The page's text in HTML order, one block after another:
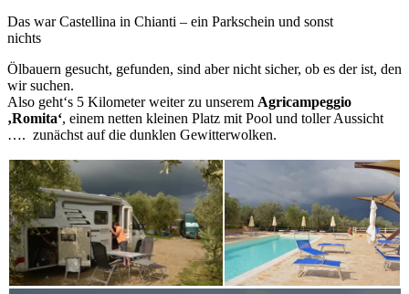
Das war Castellina in Chianti – ein Parkschein und sonst
nichts
Ölbauern gesucht, gefunden, sind aber nicht sicher, ob es der ist, den
wir suchen.
Also geht‘s 5 Kilometer weiter zu unserem Agricampeggio
‚Romita‘, einem netten kleinen Platz mit Pool und toller Aussicht
…. zunächst auf die dunklen Gewitterwolken.